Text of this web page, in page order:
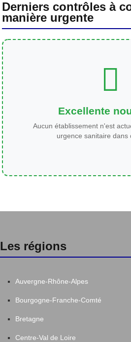
Derniers contrôles à
manière urgente
Excellente
Aucun établissement n'est
urgence sanitaire dans
Les régions
Auvergne-Rhône-Alpes
Bourgogne-Franche-Comté
Bretagne
Centre-Val de Loire